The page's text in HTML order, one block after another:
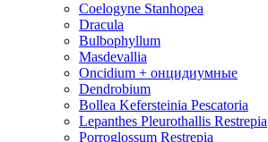
Coelogyne Stanhopea
Dracula
Bulbophyllum
Masdevallia
Oncidium + онцидиумные
Dendrobium
Bollea Kefersteinia Pescatoria
Lepanthes Pleurothallis Restrepia
Porroglossum Restrepia